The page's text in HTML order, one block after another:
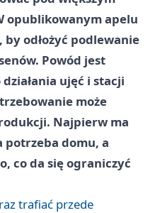
opublikowanym apelu
odłożyć podlewanie
Powód jest
ujęć i stacji
może
Najpierw ma
potrzeba domu, a
co da się ograniczyć
trafiać przede